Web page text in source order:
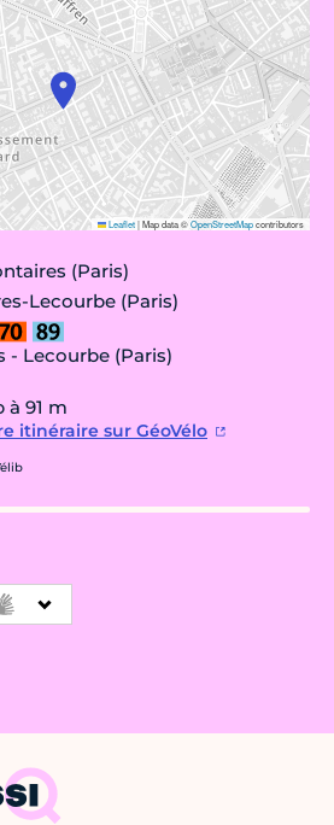
Leaflet|Map data ©OpenStreetMapcontributors
(Paris)
Lecourbe (Paris)
- Lecourbe (Paris)
à 91 m
itinéraire sur GéoVélo